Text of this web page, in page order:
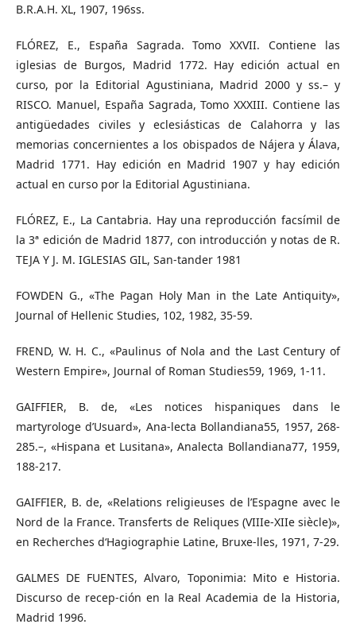
B.R.A.H. XL, 1907, 196ss.
FLÓREZ, E., España Sagrada. Tomo XXVII. Contiene las
iglesias de Burgos, Madrid 1772. Hay edición actual en
curso, por la Editorial Agustiniana, Madrid 2000 y ss.– y
RISCO. Manuel, España Sagrada, Tomo XXXIII. Contiene las
antigüedades civiles y eclesiásticas de Calahorra y las
memorias concernientes a los obispados de Nájera y Álava,
Madrid 1771. Hay edición en Madrid 1907 y hay edición
actual en curso por la Editorial Agustiniana.
FLÓREZ, E., La Cantabria. Hay una reproducción facsímil de
la 3ª edición de Madrid 1877, con introducción y notas de R.
TEJA Y J. M. IGLESIAS GIL, San-tander 1981
FOWDEN G., «The Pagan Holy Man in the Late Antiquity»,
Journal of Hellenic Studies, 102, 1982, 35-59.
FREND, W. H. C., «Paulinus of Nola and the Last Century of
Western Empire», Journal of Roman Studies59, 1969, 1-11.
GAIFFIER, B. de, «Les notices hispaniques dans le
martyrologe d’Usuard», Ana-lecta Bollandiana55, 1957, 268-
285.–, «Hispana et Lusitana», Analecta Bollandiana77, 1959,
188-217.
GAIFFIER, B. de, «Relations religieuses de l’Espagne avec le
Nord de la France. Transferts de Reliques (VIIIe-XIIe siècle)»,
en Recherches d‘Hagiographie Latine, Bruxe-lles, 1971, 7-29.
GALMES DE FUENTES, Alvaro, Toponimia: Mito e Historia.
Discurso de recep-ción en la Real Academia de la Historia,
Madrid 1996.